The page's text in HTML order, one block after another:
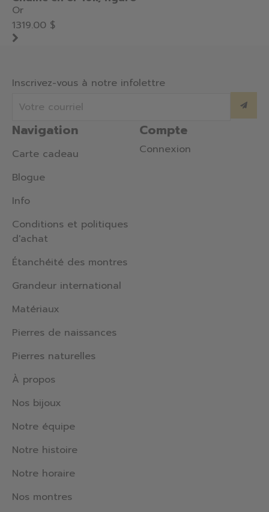
Or
1319.00 $
Navigation
Carte cadeau
Blogue
Info
Conditions et politiques
d'achat
Étanchéité des montres
Grandeur international
Matériaux
Pierres de naissances
Pierres naturelles
À propos
Nos bijoux
Notre équipe
Notre histoire
Notre horaire
Nos montres
Compte
Connexion
Inscrivez-vous à notre infolettre